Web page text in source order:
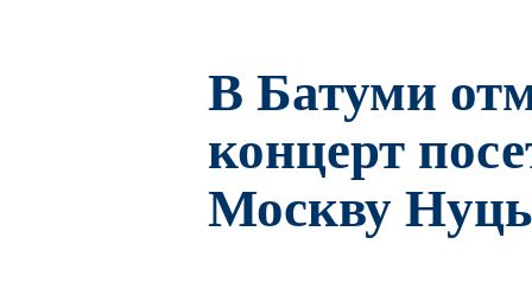
В Батуми
концерт
Москву